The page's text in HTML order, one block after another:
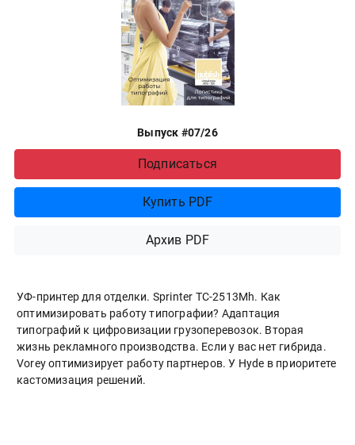
Выпуск #07/26
Подписаться
Купить PDF
Архив PDF
УФ-принтер для отделки. Sprinter ТС-2513Mh. Как
оптимизировать работу типографии? Адаптация
типографий к цифровизации грузоперевозок. Вторая
жизнь рекламного производства. Если у вас нет гибрида.
Vorey оптимизирует работу партнеров. У Hyde в приоритете
кастомизация решений.